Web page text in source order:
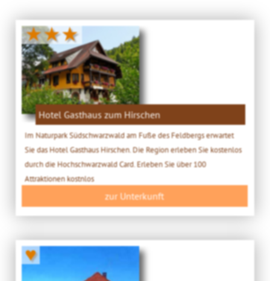
★★★
Hotel Gasthaus zum Hirschen
Im Naturpark Südschwarzwald am Fuße des Feldbergs erwartet
Sie das Hotel Gasthaus Hirschen. Die Region erleben Sie kostenlos
durch die Hochschwarzwald Card. Erleben Sie über 100
Attraktionen kostnlos
zur Unterkunft
♥